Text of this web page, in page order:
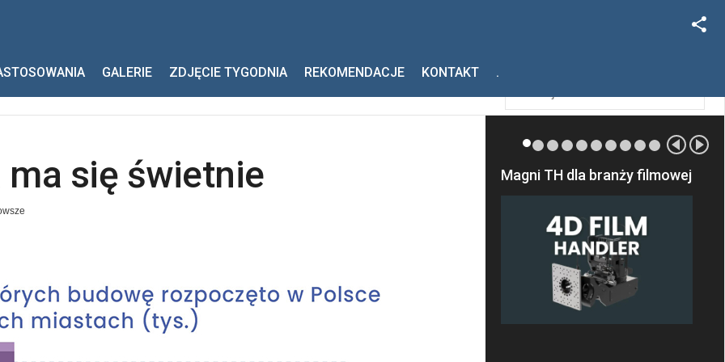
GALERIE ZDJĘCIE TYGODNIA REKOMENDACJE KONTAKT .
świetnie
ma się świetnie Magni TH dla branży filmowej